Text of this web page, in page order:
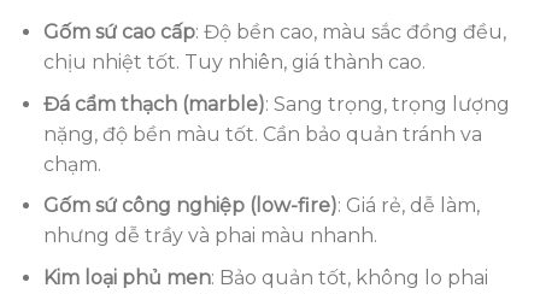
Gốm sứ cao cấp: Độ bền cao, màu sắc đồng đều,
chịu nhiệt tốt. Tuy nhiên, giá thành cao.
Đá cẩm thạch (marble): Sang trọng, trọng lượng
nặng, độ bền màu tốt. Cần bảo quản tránh va
chạm.
Gốm sứ công nghiệp (low-fire): Giá rẻ, dễ làm,
nhưng dễ trầy và phai màu nhanh.
Kim loại phủ men: Bảo quản tốt, không lo phai